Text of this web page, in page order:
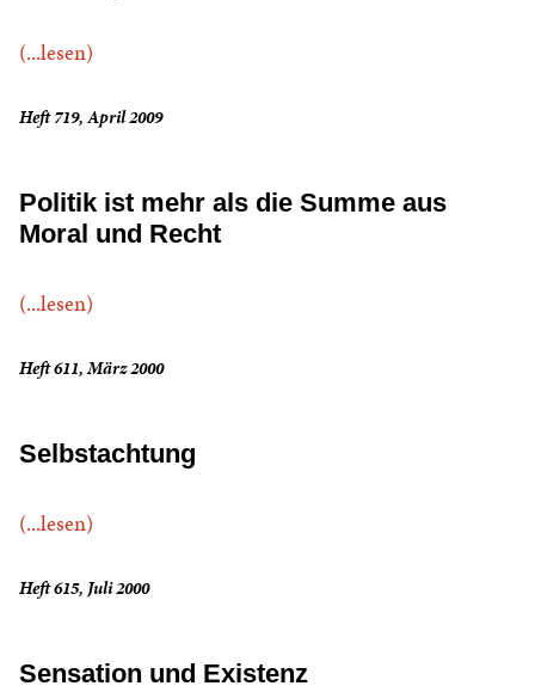
(...lesen)
Heft 719, April 2009
Politik ist mehr als die Summe aus
Moral und Recht
(...lesen)
Heft 611, März 2000
Selbstachtung
(...lesen)
Heft 615, Juli 2000
Sensation und Existenz